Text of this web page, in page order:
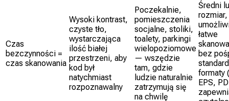
Czas
bezczynności =
czas skanowania
Wysoki kontrast,
czyste tło,
wystarczająca
ilość białej
przestrzeni, aby
kod był
natychmiast
rozpoznawalny
Poczekalnie,
pomieszczenia
socjalne, stoliki,
toalety, parkingi
wielopoziomowe
— wszędzie
tam, gdzie
ludzie naturalnie
zatrzymują się
na chwilę
Średni
rozmiar,
łatwe
bez
formaty
EPS,